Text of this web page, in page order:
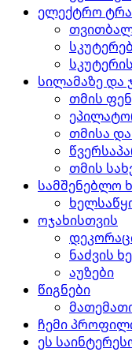
ელექტრო
სილამაზე და
თმის
თმისა
თმის
სამშენებლო
ოჯახისთვის
ნაძვის
აუზები
წიგნები
ჩემი
ეს